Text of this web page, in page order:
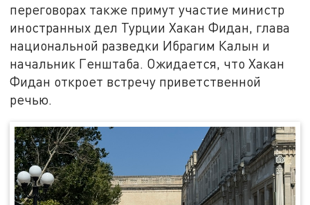
переговорах также примут участие министр
иностранных дел Турции Хакан Фидан, глава
национальной разведки Ибрагим Калын и
начальник Генштаба. Ожидается, что Хакан
Фидан откроет встречу приветственной
речью.